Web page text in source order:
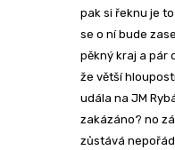
pak si řeknu je
se o ní bude
pěkný kraj a pár
že větší
udála na JM
zakázáno? no
zůstává